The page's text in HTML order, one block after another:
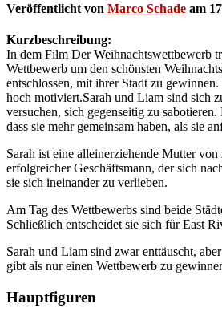
Veröffentlicht von Marco Schade am
Kurzbeschreibung:
In dem Film Der Weihnachtswettbewerb
Wettbewerb um den schönsten
entschlossen, mit ihrer Stadt zu
hoch motiviert.Sarah und Liam sind sich
versuchen, sich gegenseitig zu
dass sie mehr gemeinsam haben, als sie
Sarah ist eine alleinerziehende Mutter
erfolgreicher Geschäftsmann, der sich
sie sich ineinander zu verlieben.
Am Tag des Wettbewerbs sind beide
Schließlich entscheidet sie sich für East
Sarah und Liam sind zwar enttäuscht,
gibt als nur einen Wettbewerb zu
Hauptfiguren